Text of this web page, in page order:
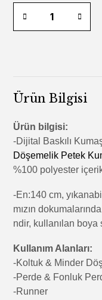
Ürün Bilgisi
Ürün bilgisi:
-Dijital Baskılı
Döşemelik Petek
%100 polyester
-En:140 cm,
mızın
ndir, kullanılan boya
Kullanım Alanları:
-Koltuk & Minder
-Perde & Fonluk
-Runner